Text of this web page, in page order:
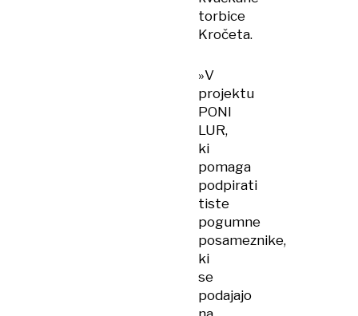
torbice
Kročeta.
»V
projektu
PONI
LUR,
ki
pomaga
podpirati
tiste
pogumne
posameznike,
ki
se
podajajo